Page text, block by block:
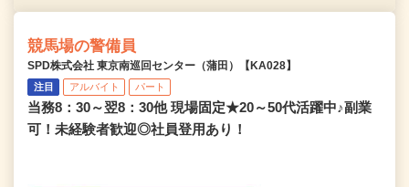
競馬場の警備員
SPD株式会社 東京南巡回センター（蒲田）【KA028】
注目 アルバイト パート
当務8：30～翌8：30他 現場固定★20～50代活躍中♪副業
可！未経験者歓迎◎社員登用あり！